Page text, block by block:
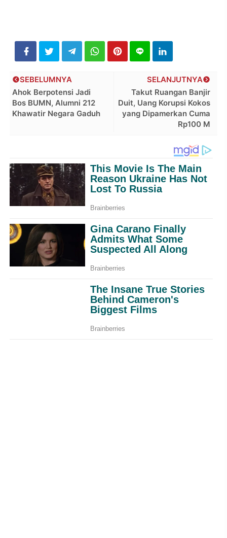
SELANJUTNYA
Takut Ruangan Banjir
Duit, Uang Korupsi Kokos
yang Dipamerkan Cuma
Rp100 M
SEBELUMNYA
Ahok Berpotensi Jadi
Bos BUMN, Alumni 212
Khawatir Negara Gaduh